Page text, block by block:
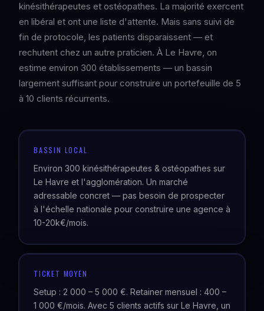
kinésithérapeutes et ostéopathes. La majorité exercent
en libéral et ont une liste d'attente. Mais sans suivi de
fin de protocole, les patients disparaissent — et
rechutent chez un autre praticien. À Le Havre, on
estime environ 300 établissements — un bassin
largement suffisant pour construire un portefeuille de 5
à 10 clients récurrents.
BASSIN LOCAL
Environ 300 kinésithérapeutes & ostéopathes sur
Le Havre et l'agglomération. Un marché
adressable concret — pas besoin de prospecter
à l'échelle nationale pour construire une agence à
10-20k€/mois.
TICKET MOYEN
Setup : 2 000 – 5 000 €. Retainer mensuel : 400 –
1 000 €/mois. Avec 5 clients actifs sur Le Havre, un